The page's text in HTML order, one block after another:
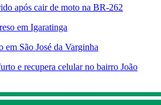
após cair de moto na BR-262
em Igaratinga
em São José da Varginha
e recupera celular no bairro João